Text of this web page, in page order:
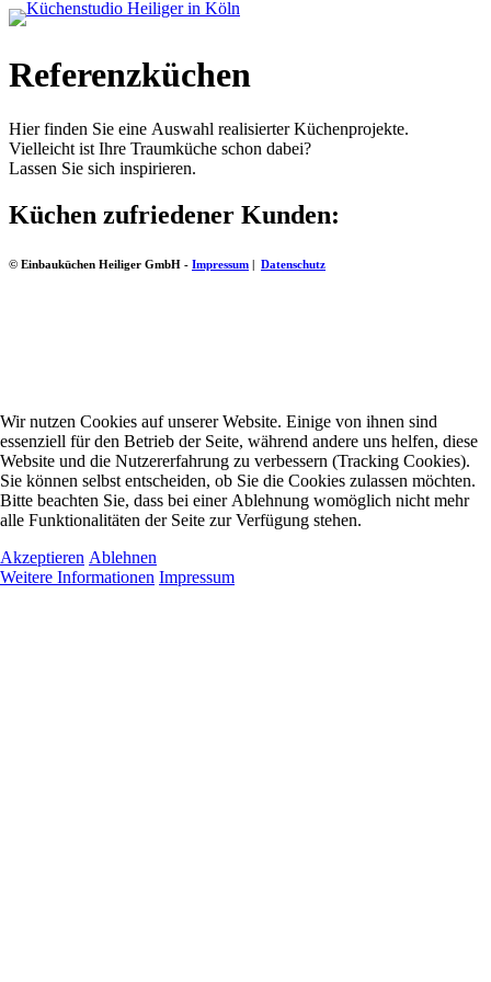
Referenzküchen
Hier finden Sie eine Auswahl realisierter Küchenprojekte.
Vielleicht ist Ihre Traumküche schon dabei?
Lassen Sie sich inspirieren.
Küchen zufriedener Kunden:
© Einbauküchen Heiliger GmbH - Impressum | Datenschutz
Wir nutzen Cookies auf unserer Website. Einige von ihnen sind
essenziell für den Betrieb der Seite, während andere uns helfen, diese
Website und die Nutzererfahrung zu verbessern (Tracking Cookies).
Sie können selbst entscheiden, ob Sie die Cookies zulassen möchten.
Bitte beachten Sie, dass bei einer Ablehnung womöglich nicht mehr
alle Funktionalitäten der Seite zur Verfügung stehen.
Akzeptieren Ablehnen
Weitere Informationen Impressum